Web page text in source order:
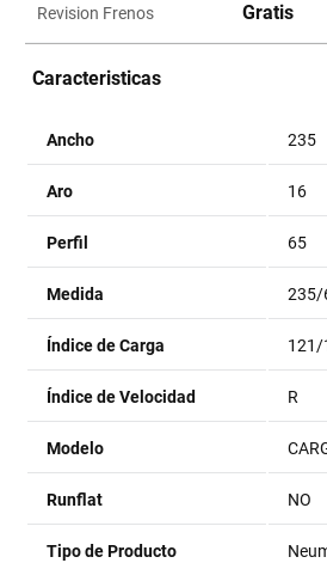
Revision Frenos Gratis
Caracteristicas
Ancho 235
Aro 16
Perfil 65
Medida 235/
Índice de Carga 121/
Índice de Velocidad R
Modelo
Runflat NO
Tipo de Producto